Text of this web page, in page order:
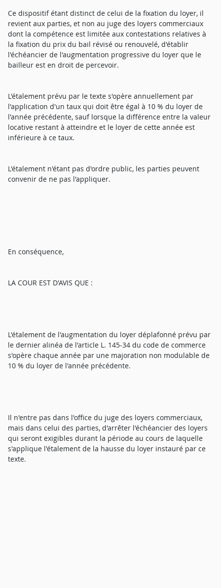
Ce dispositif étant distinct de celui de la fixation du loyer, il
revient aux parties, et non au juge des loyers commerciaux
dont la compétence est limitée aux contestations relatives à
la fixation du prix du bail révisé ou renouvelé, d'établir
l'échéancier de l'augmentation progressive du loyer que le
bailleur est en droit de percevoir.
L'étalement prévu par le texte s'opère annuellement par
l'application d'un taux qui doit être égal à 10 % du loyer de
l'année précédente, sauf lorsque la différence entre la valeur
locative restant à atteindre et le loyer de cette année est
inférieure à ce taux.
L'étalement n'étant pas d'ordre public, les parties peuvent
convenir de ne pas l'appliquer.
En conséquence,
LA COUR EST D'AVIS QUE :
L'étalement de l'augmentation du loyer déplafonné prévu par
le dernier alinéa de l'article L. 145-34 du code de commerce
s'opère chaque année par une majoration non modulable de
10 % du loyer de l'année précédente.
Il n'entre pas dans l'office du juge des loyers commerciaux,
mais dans celui des parties, d'arrêter l'échéancier des loyers
qui seront exigibles durant la période au cours de laquelle
s'applique l'étalement de la hausse du loyer instauré par ce
texte.